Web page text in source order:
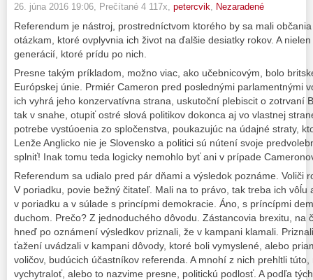
26. júna 2016 19:06 , Prečítané 4 117x, petercvik Nezaradené
Referendum je nástroj, prostredníctvom ktorého by sa mali
otázkam, ktoré ovplyvnia ich život na ďalšie desiatky rokov. A
generácií, ktoré prídu po nich.
Presne takým príkladom, možno viac, ako učebnicovým, bolo
Európskej únie. Prmiér Cameron pred poslednými parlamentnými
ich vyhrá jeho konzervatívna strana, uskutoční plebiscit o zotrvaní
tak v snahe, otupiť ostré slová politikov dokonca aj vo vlastnej
potrebe vystúoenia zo spločenstva, poukazujúc na údajné straty,
Lenže Anglicko nie je Slovensko a politici sú nútení svoje
splniť! Inak tomu teda logicky nemohlo byť ani v prípade
Referendum sa udialo pred pár dňami a výsledok poznáme. Voliči
V poriadku, povie bežný čitateľ. Mali na to právo, tak treba ich vôĺu
v poriadku a v súlade s princípmi demokracie. Áno, s príncípmi
duchom. Prečo? Z jednoduchého dôvodu. Zástancovia brexitu, na
hneď po oznámení výsledkov priznali, že v kampani klamali.
ťažení uvádzali v kampani dôvody, ktoré boli vymyslené, alebo
voličov, budúcich účastníkov referenda. A mnohí z nich prehltli
vychytraloť, alebo to nazvime presne, politickú podlosť. A podľa